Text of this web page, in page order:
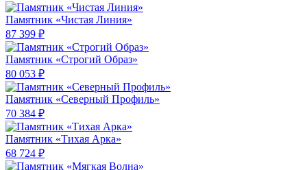
Памятник «Чистая Линия»
87 399 ₽
Памятник «Строгий Образ»
80 053 ₽
Памятник «Северный Профиль»
70 384 ₽
Памятник «Тихая Арка»
68 724 ₽